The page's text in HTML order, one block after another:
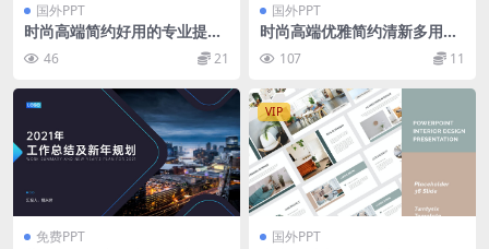
国外PPT
时尚高端简约好用的专业提案
powerpoint幻灯片演示模板
（pptx）
46 21
国外PPT
时尚高端优雅简约清新多用途
的高品质powerpoint幻灯片
演示模板（pptx）
107 11
免费PPT
VIP
国外PPT